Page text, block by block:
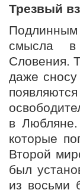
Трезвый
Подлинным
смысла в
Словения.
даже сносу
в
которые
Второй
был
из восьми